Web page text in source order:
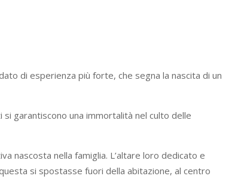
di esperienza più forte, che segna la nascita di un
garantiscono una immortalità nel culto delle
nascosta nella famiglia. L’altare loro dedicato e
si spostasse fuori della abitazione, al centro